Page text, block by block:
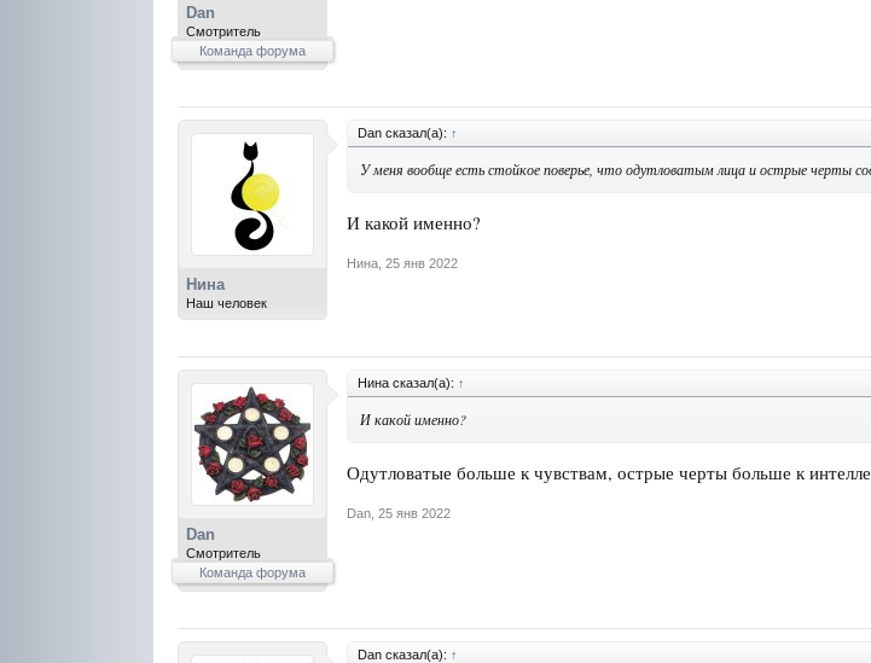
Dan
Смотритель
Команда форума
Нина
Наш человек
Dan сказал(а): ↑
У меня вообще есть стойкое поверье, что одутловатым лица и острые черты
И какой именно?
Нина 25 янв 2022
Dan
Смотритель
Команда форума
Нина сказал(а): ↑
И какой именно?
Одутловатые больше к чувствам, острые черты больше к
Dan 25 янв 2022
Dan сказал(а): ↑